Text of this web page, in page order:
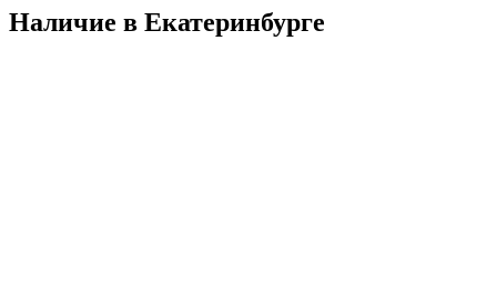
Наличие в Екатеринбургe